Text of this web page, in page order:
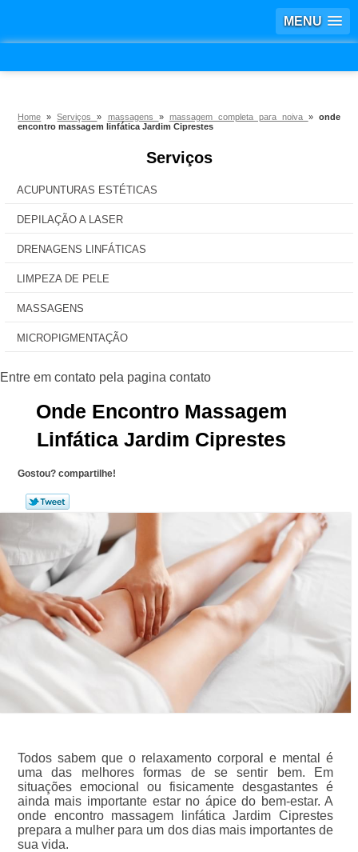
MENU
Home »Serviços» massagens » massagem completa para noiva » onde
encontro massagem linfática Jardim Ciprestes
Serviços
ACUPUNTURAS ESTÉTICAS
DEPILAÇÃO A LASER
DRENAGENS LINFÁTICAS
LIMPEZA DE PELE
MASSAGENS
MICROPIGMENTAÇÃO
Onde Encontro Massagem
Linfática Jardim Ciprestes
Gostou? compartilhe!
Todos sabem que o relaxamento corporal e mental é
uma das melhores formas de se sentir bem. Em
situações emocional ou fisicamente desgastantes é
ainda mais importante estar no ápice do bem-estar. A
onde encontro massagem linfática Jardim Ciprestes
prepara a mulher para um dos dias mais importantes de
sua vida.